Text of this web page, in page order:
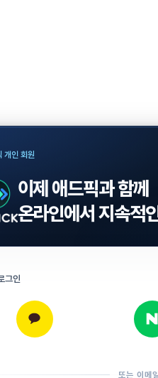
개인 회원
이제 애드픽과 함께
온라인에서 지속적
그인
또는 이메